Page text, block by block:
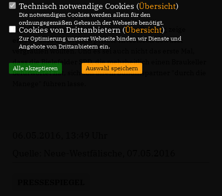
Eine Riesenchance wurde vertan." Der Vorgang zeige
erneut, dass die Grünen private Investoren bewusst
vergraulen wollten. Und es sei auch nicht das erste Mal,
dass die Bielefelder SPD, die mehrheitlich einen Braukeller
befürwortet hat, sich von ihrem Bündnispartner "durch die
Technisch notwendige Cookies (Übersicht)
Die notwendigen Cookies werden allein für den
ordnungsgemäßen Gebrauch der Webseite benötigt.
Cookies von Drittanbietern (Übersicht)
Zur Optimierung unserer Webseite binden wir Dienste und
Angebote von Drittanbietern ein.
Alle akzeptieren Auswahl speichern